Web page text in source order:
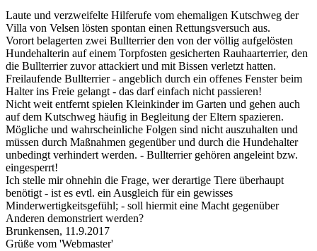
Laute und verzweifelte Hilferufe vom ehemaligen Kutschweg der
Villa von Velsen lösten spontan einen Rettungsversuch aus.
Vorort belagerten zwei Bullterrier den von der völlig aufgelösten
Hundehalterin auf einem Torpfosten gesicherten Rauhaarterrier, den
die Bullterrier zuvor attackiert und mit Bissen verletzt hatten.
Freilaufende Bullterrier - angeblich durch ein offenes Fenster beim
Halter ins Freie gelangt - das darf einfach nicht passieren!
Nicht weit entfernt spielen Kleinkinder im Garten und gehen auch
auf dem Kutschweg häufig in Begleitung der Eltern spazieren.
Mögliche und wahrscheinliche Folgen sind nicht auszuhalten und
müssen durch Maßnahmen gegenüber und durch die Hundehalter
unbedingt verhindert werden. - Bullterrier gehören angeleint bzw.
eingesperrt!
Ich stelle mir ohnehin die Frage, wer derartige Tiere überhaupt
benötigt - ist es evtl. ein Ausgleich für ein gewisses
Minderwertigkeitsgefühl; - soll hiermit eine Macht gegenüber
Anderen demonstriert werden?
Brunkensen, 11.9.2017
Grüße vom 'Webmaster'